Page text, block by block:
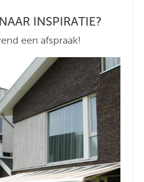
INSPIRATIE?
een afspraak!